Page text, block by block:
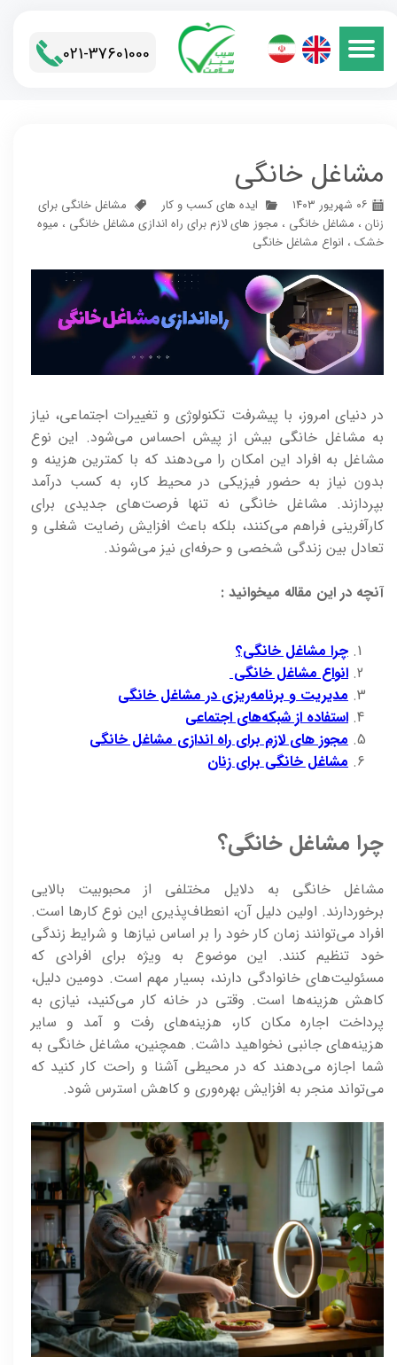
021-37601000​​​​​​​
مشاغل خانگی
۰۶ شهریور ۱۴۰۳ ایده های کسب و کار
مشاغل خانگی برای
زنان ، مشاغل خانگی ، مجوز های لازم برای راه اندازی مشاغل خانگی ، میوه
خشک ، انواع مشاغل خانگی
در دنیای امروز، با پیشرفت تکنولوژی و تغییرات اجتماعی، نیاز
به مشاغل خانگی بیش از پیش احساس می‌شود. این نوع
مشاغل به افراد این امکان را می‌دهند که با کمترین هزینه و
بدون نیاز به حضور فیزیکی در محیط کار، به کسب درآمد
بپردازند. مشاغل خانگی نه تنها فرصت‌های جدیدی برای
کارآفرینی فراهم می‌کنند، بلکه باعث افزایش رضایت شغلی و
تعادل بین زندگی شخصی و حرفه‌ای نیز می‌شوند.
آنچه در این مقاله میخوانید :
چرا مشاغل خانگی؟
انواع مشاغل خانگی
مدیریت و برنامه‌ریزی در مشاغل خانگی
استفاده از شبکه‌های اجتماعی
مجوز های لازم برای راه اندازی مشاغل خانگی
مشاغل خانگی برای زنان
چرا مشاغل خانگی؟
مشاغل خانگی به دلایل مختلفی از محبوبیت بالایی
برخوردارند. اولین دلیل آن، انعطاف‌پذیری این نوع کارها است.
افراد می‌توانند زمان کار خود را بر اساس نیازها و شرایط زندگی
خود تنظیم کنند. این موضوع به ویژه برای افرادی که
مسئولیت‌های خانوادگی دارند، بسیار مهم است. دومین دلیل،
کاهش هزینه‌ها است. وقتی در خانه کار می‌کنید، نیازی به
پرداخت اجاره مکان کار، هزینه‌های رفت و آمد و سایر
هزینه‌های جانبی نخواهید داشت. همچنین، مشاغل خانگی به
شما اجازه می‌دهند که در محیطی آشنا و راحت کار کنید که
می‌تواند منجر به افزایش بهره‌وری و کاهش استرس شود.